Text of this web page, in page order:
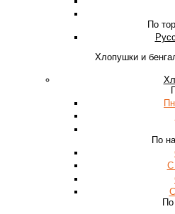
По
Хлопушки и
По
С